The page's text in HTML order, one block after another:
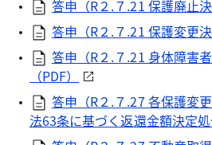
答申（R２.７.21 保護廃止決
答申（R２.７.21 保護変更
答申（R２.７.21 身体障害
（PDF）
答申（R２.７.27 各保護変
法63条に基づく返還金額決定処